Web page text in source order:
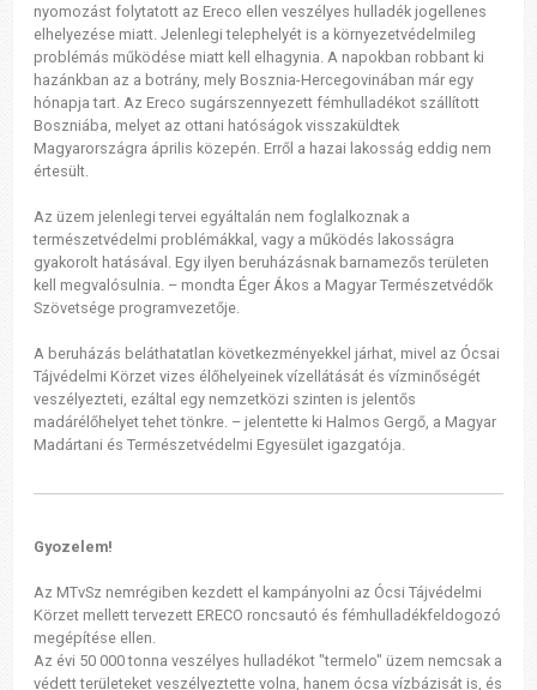
nyomozást folytatott az Ereco ellen veszélyes hulladék jogellenes
elhelyezése miatt. Jelenlegi telephelyét is a környezetvédelmileg
problémás működése miatt kell elhagynia. A napokban robbant ki
hazánkban az a botrány, mely Bosznia-Hercegovinában már egy
hónapja tart. Az Ereco sugárszennyezett fémhulladékot szállított
Boszniába, melyet az ottani hatóságok visszaküldtek
Magyarországra április közepén. Erről a hazai lakosság eddig nem
értesült.
Az üzem jelenlegi tervei egyáltalán nem foglalkoznak a
természetvédelmi problémákkal, vagy a működés lakosságra
gyakorolt hatásával. Egy ilyen beruházásnak barnamezős területen
kell megvalósulnia. – mondta Éger Ákos a Magyar Természetvédők
Szövetsége programvezetője.
A beruházás beláthatatlan következményekkel járhat, mivel az Ócsai
Tájvédelmi Körzet vizes élőhelyeinek vízellátását és vízminőségét
veszélyezteti, ezáltal egy nemzetközi szinten is jelentős
madárélőhelyet tehet tönkre. – jelentette ki Halmos Gergő, a Magyar
Madártani és Természetvédelmi Egyesület igazgatója.
Gyozelem!
Az MTvSz nemrégiben kezdett el kampányolni az Ócsi Tájvédelmi
Körzet mellett tervezett ERECO roncsautó és fémhulladékfeldogozó
megépítése ellen.
Az évi 50 000 tonna veszélyes hulladékot "termelo" üzem nemcsak a
védett területeket veszélyeztette volna, hanem ócsa vízbázisát is, és